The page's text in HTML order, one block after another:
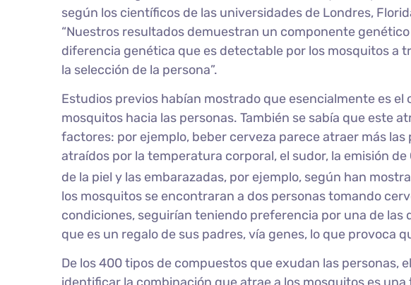
según los científicos de las universidades de Londres,
“Nuestros resultados demuestran un componente
diferencia genética que es detectable por los mosquitos a
la selección de la persona”.
Estudios previos habían mostrado que esencialmente es
mosquitos hacia las personas. También se sabía que este
factores: por ejemplo, beber cerveza parece atraer más
atraídos por la temperatura corporal, el sudor, la emisión de
de la piel y las embarazadas, por ejemplo, según han
los mosquitos se encontraran a dos personas tomando
condiciones, seguirían teniendo preferencia por una de las
que es un regalo de sus padres, vía genes, lo que provoca
De los 400 tipos de compuestos que exudan las personas,